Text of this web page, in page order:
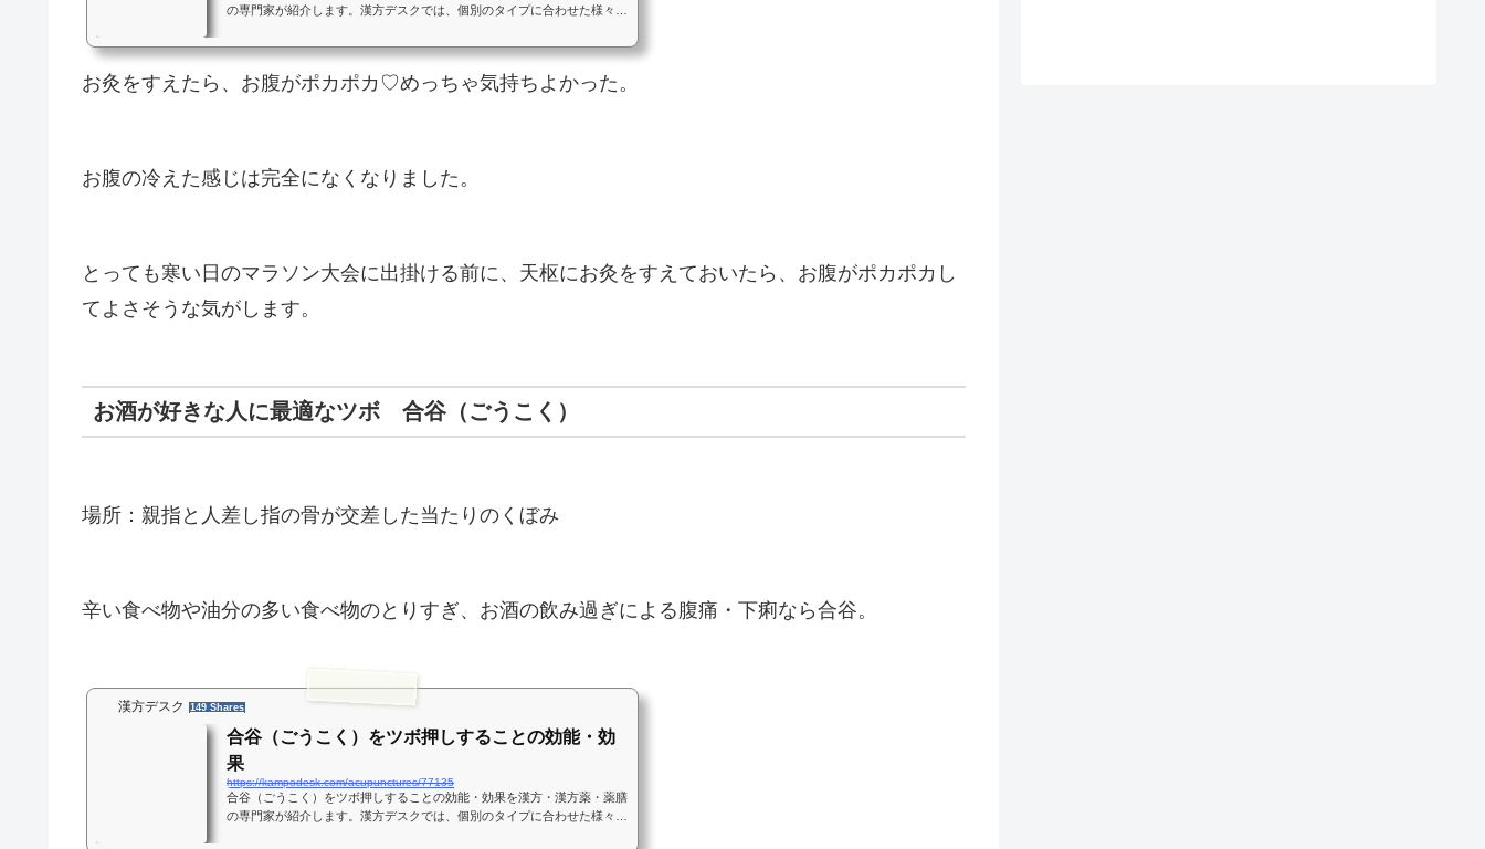
の専門家が紹介します。漢方デスクでは、個別のタイプに合わせた様々な
お灸をすえたら、 お腹がポカポカ♡めっちゃ気持ちよかった。
お腹の冷えた感じは完全になくなりました。
とっても寒い日のマラソン大会に出掛ける前に、天枢にお灸をすえておいたら、お腹がポカポカし
てよさそうな気がします。
お酒が好きな人に最適なツボ 合谷（ごうこく）
場所：親指と人差し指の骨が交差した当たりのくぼみ
辛い食べ物や油分の多い食べ物のとりすぎ、お酒の飲み過ぎによる腹痛・下痢なら合谷。
漢方デスク 149 Shares
合谷（ごうこく）をツボ押しすることの効能・効
果
https://kampodesk.com/acupunctures/77135
合谷（ごうこく）をツボ押しすることの効能・効果を漢方・漢方薬・薬膳
の専門家が紹介します。漢方デスクでは、個別のタイプに合わせた様々な